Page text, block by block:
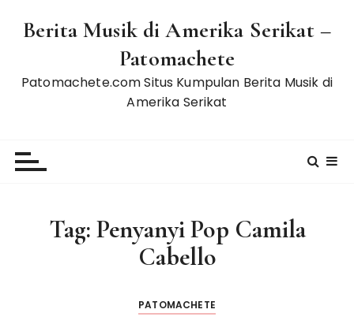
Berita Musik di Amerika Serikat –
Patomachete
Patomachete.com Situs Kumpulan Berita Musik di
Amerika Serikat
Tag: Penyanyi Pop Camila
Cabello
PATOMACHETE